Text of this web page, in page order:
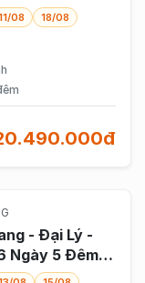
Đường Tây
08
18/08
- Đại Lý -
Ngày 5 Đêm
Thẳng